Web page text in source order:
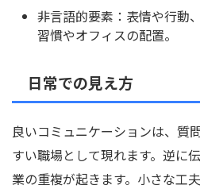
非言語的要素：表情や行動
習慣やオフィスの配置。
日常での見え方
良いコミュニケーションは、質
すい職場として現れます。逆に
業の重複が起きます。小さな工